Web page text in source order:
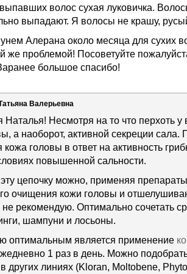
волос сухая луковичка.
выпадают. Я волосы не крашу,
Алерана около месяца для сухих
же проблемой! Посоветуйте
большое спасибо!
Валерьевна
Несмотря на то что перхоть у
а наоборот, активной секреции
головы в ответ на активность
повышенной сальности.
эту цепочку можно, применяя
очищения кожи головы и
не рекомендую. Оптимально сочетать
шампуни и лосьоны.
оптимальным является применение
1 раз в день. Можно
других линиях (Kloran, Moltobene,